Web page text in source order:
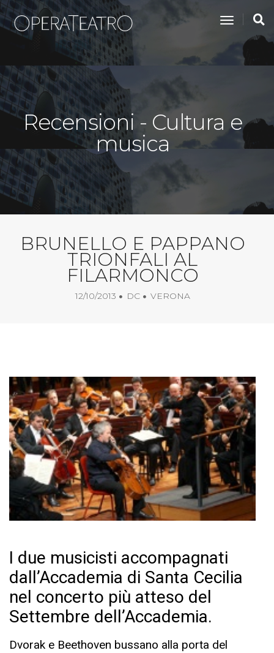
toggle
Recensioni - Cultura e
musica
BRUNELLO E PAPPANO
TRIONFALI AL
FILARMONCO
12/10/2013 DC VERONA
I due musicisti accompagnati
dall’Accademia di Santa Cecilia
nel concerto più atteso del
Settembre dell’Accademia.
Dvorak e Beethoven bussano alla porta del